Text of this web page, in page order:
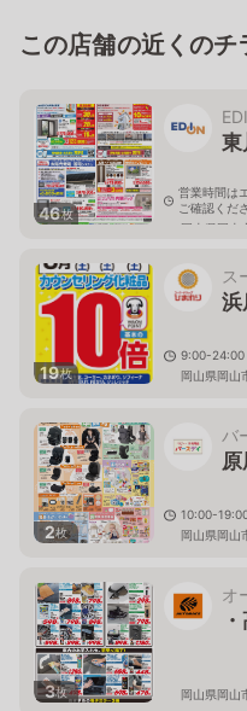
この店舗の近くのチ
46枚
東
営業時間は
ご確認くだ
岡山県岡山
19枚
ス
浜
9:00-24:00
岡山県岡山
2枚
バ
10:00-
岡山県岡山
3枚
オ
岡山県岡山